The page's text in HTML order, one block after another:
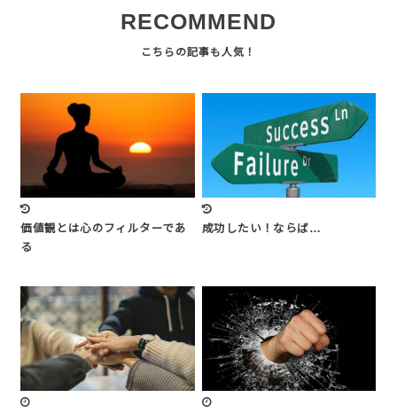
RECOMMEND
価値観とは心のフィルターであ
る
成功したい！ならば…